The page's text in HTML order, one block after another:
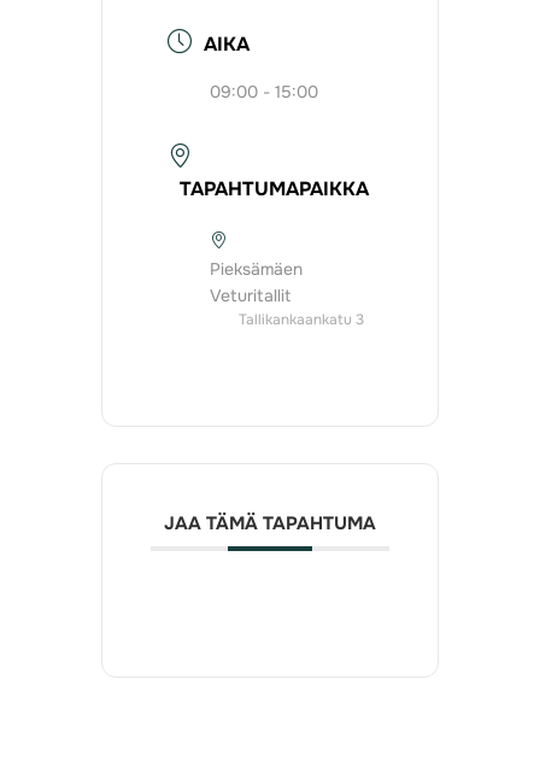
AIKA
09:00 - 15:00
TAPAHTUMAPAIKKA
Pieksämäen
Veturitallit
Tallikankaankatu 3
JAA TÄMÄ TAPAHTUMA